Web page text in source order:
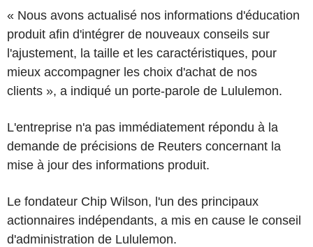
« Nous avons actualisé nos informations d'éducation
produit afin d'intégrer de nouveaux conseils sur
l'ajustement, la taille et les caractéristiques, pour
mieux accompagner les choix d'achat de nos
clients », a indiqué un porte-parole de Lululemon.
L'entreprise n'a pas immédiatement répondu à la
demande de précisions de Reuters concernant la
mise à jour des informations produit.
Le fondateur Chip Wilson, l'un des principaux
actionnaires indépendants, a mis en cause le conseil
d'administration de Lululemon.